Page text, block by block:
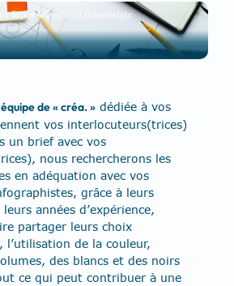
fin en soi, elle est la nostalgie
de « créa. » dédiée à vos
vos interlocuteurs(trices)
un brief avec vos
nous rechercherons les
en adéquation avec vos
grâce à leurs
années d’expérience,
partager leurs choix
l’utilisation de la couleur,
des blancs et des noirs
ce qui peut contribuer à une